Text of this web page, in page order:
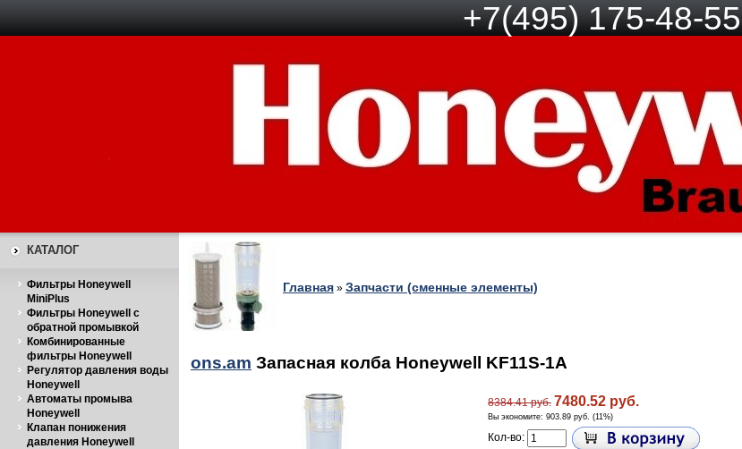
+7(495) 175-48-55
КАТАЛОГ
Фильтры Honeywell
MiniPlus
Фильтры Honeywell с
обратной промывкой
Комбинированные
фильтры Honeywell
Регулятор давления воды
Honeywell
Автоматы промыва
Honeywell
Клапан понижения
давления Honeywell
Главная » Запчасти (сменные элементы)
ons.am Запасная колба Honeywell KF11S-1A
8384.41 руб. 7480.52 руб.
Вы экономите: 903.89 руб. (11%)
Кол-во: